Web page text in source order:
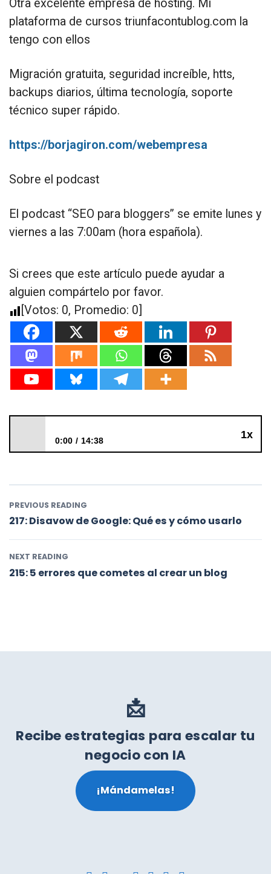
Otra excelente empresa de hosting. Mi
plataforma de cursos triunfacontublog.com la
tengo con ellos
Migración gratuita, seguridad increíble, htts,
backups diarios, última tecnología, soporte
técnico super rápido.
https://borjagiron.com/webempresa
Sobre el podcast
El podcast “SEO para bloggers” se emite lunes y
viernes a las 7:00am (hora española).
Si crees que este artículo puede ayudar a
alguien compártelo por favor.
[Votos: 0, Promedio: 0
1x
0:00 14:38
PREVIOUS READING
217: Disavow de Google: Qué es y cómo usarlo
NEXT READING
215: 5 errores que cometes al crear un blog
📩
Recibe estrategias para escalar tu
negocio con IA
¡Mándamelas!